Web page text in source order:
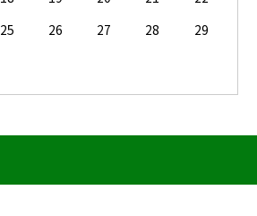
25 26 27 28
29